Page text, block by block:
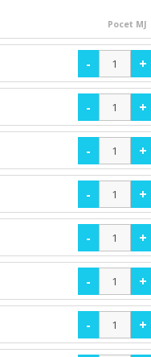
Pocet MJ
- +
- +
- +
- +
- +
- +
- +